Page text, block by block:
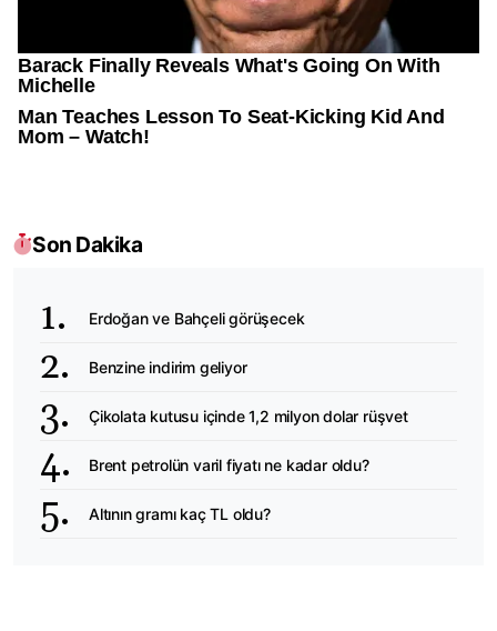
Son Dakika
Erdoğan ve Bahçeli görüşecek
Benzine indirim geliyor
Çikolata kutusu içinde 1,2 milyon dolar rüşvet
Brent petrolün varil fiyatı ne kadar oldu?
Altının gramı kaç TL oldu?